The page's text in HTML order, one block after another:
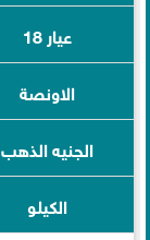
عيار 18
الاونصة
الجنيه الذهب
الكيلو